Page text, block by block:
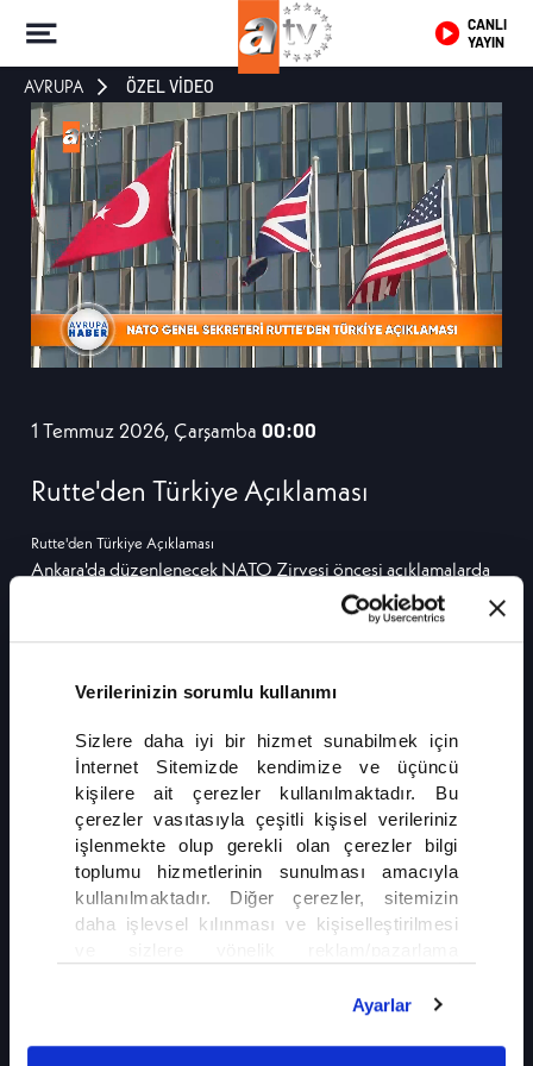
Verilerinizin sorumlu kullanımı
Sizlere daha iyi bir hizmet sunabilmek için
İnternet Sitemizde kendimize ve üçüncü
kişilere ait çerezler kullanılmaktadır. Bu
çerezler vasıtasıyla çeşitli kişisel verileriniz
işlenmekte olup gerekli olan çerezler bilgi
toplumu hizmetlerinin sunulması amacıyla
kullanılmaktadır. Diğer çerezler, sitemizin
daha işlevsel kılınması ve kişiselleştirilmesi
olarak açık rızanız dahilinde kullanılacaktır.
Ayarlar
CANLI
YAYIN
AVRUPA ÖZEL VİDEO
1 Temmuz 2026, Çarşamba 00:00
Rutte'den Türkiye Açıklaması
Rutte'den Türkiye Açıklaması
Ankara'da düzenlenecek NATO Zirvesi öncesi açıklamalarda
bulunan NATO Genel Sekreteri Mark Rutte, Türkiye'nin ittifak
açısından çok önemli bir ülke olduğunu belirtti. Rutte,
olduğuna da vurgu yaptı.
İLGİNİZİ ÇEKEBİLİR